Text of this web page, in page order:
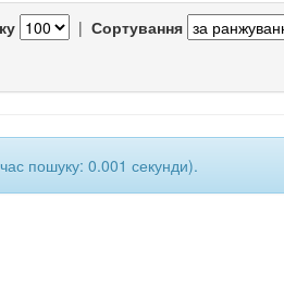
| Сортування
пошуку: 0.001 секунди).